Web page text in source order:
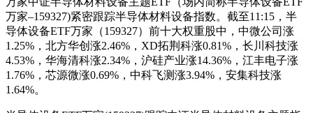
万家–159327)紧密跟踪半导体材料设备指数。截至11:15，半
导体设备ETF万家（159327）前十大权重股中，中微公司涨
1.25%，北方华创涨2.46%，XD拓荆科涨0.81%，长川科技涨
4.53%，华海清科涨2.34%，沪硅产业涨14.36%，江丰电子涨
1.76%，芯源微涨0.69%，中科飞测涨3.94%，安集科技涨
1.64%。